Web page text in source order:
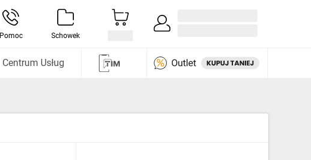
Pomoc Schowek
Centrum Usług